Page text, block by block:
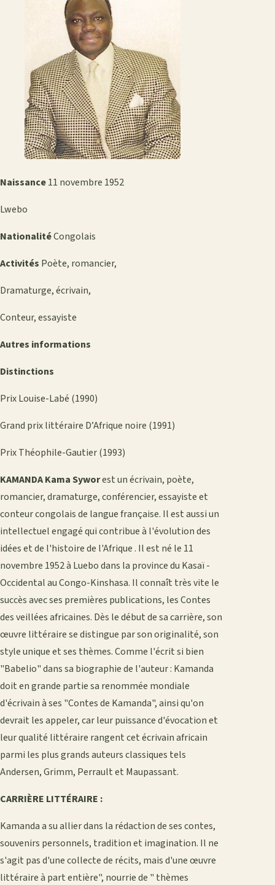
Naissance11 novembre 1952
Lwebo
NationalitéCongolais
Activités Poète, romancier,
Dramaturge, écrivain,
Conteur, essayiste
Autres informations
Distinctions
Prix Louise-Labé (1990)
Grand prix littéraire D’Afrique noire (1991)
Prix Théophile-Gautier (1993)
KAMANDA Kama Syworest un écrivain, poète,
romancier, dramaturge, conférencier, essayiste et
conteur congolais de langue française. Il est aussi un
intellectuel engagé qui contribue à l'évolution des
idées et de l'histoire de l'Afrique . Il est né le 11
novembre 1952 à Luebo dans la province du Kasaï -
Occidental au Congo-Kinshasa. Il connaît très vite le
succès avec ses premières publications, les Contes
des veillées africaines. Dès le début de sa carrière, son
œuvre littéraire se distingue par son originalité, son
style unique et ses thèmes. Comme l'écrit si bien
"Babelio" dans sa biographie de l'auteur : Kamanda
doit en grande partie sa renommée mondiale
d'écrivain à ses "Contes de Kamanda", ainsi qu'on
devrait les appeler, car leur puissance d'évocation et
leur qualité littéraire rangent cet écrivain africain
parmi les plus grands auteurs classiques tels
Andersen, Grimm, Perrault et Maupassant.
CARRIÈRE LITTÉRAIRE :
Kamanda a su allier dans la rédaction de ses contes,
souvenirs personnels, tradition et imagination. Il ne
s'agit pas d'une collecte de récits, mais d'une œuvre
littéraire à part entière", nourrie de " thèmes